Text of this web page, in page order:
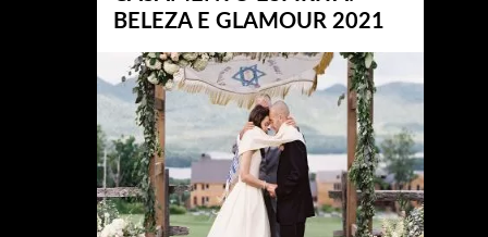
BELEZA E GLAMOUR 2021